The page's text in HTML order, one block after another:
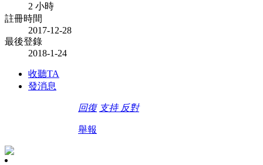
2 小時
註冊時間
2017-12-28
最後登錄
2018-1-24
收聽TA
發消息
回復 支持 反對
舉報